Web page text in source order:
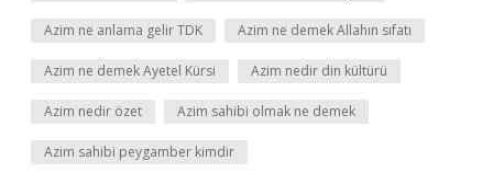
Azim ne anlama gelir TDK Azim ne demek Allahın sıfatı
Azim ne demek Ayetel Kürsi Azim nedir din kültürü
Azim nedir özet Azim sahibi olmak ne demek
Azim sahibi peygamber kimdir